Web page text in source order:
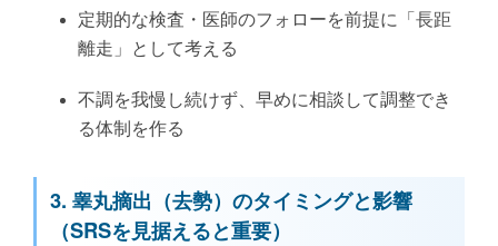
定期的な検査・医師のフォローを前提に「長距
離走」として考える
不調を我慢し続けず、早めに相談して調整でき
る体制を作る
3. 睾丸摘出（去勢）のタイミングと影響
（SRSを見据えると重要）